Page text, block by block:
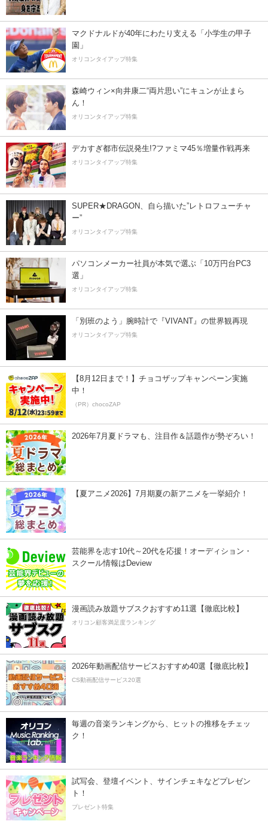
マクドナルドが40年にわたり支える「小学生の甲子
園」
オリコンタイアップ特集
森崎ウィン×向井康二“両片思い”にキュンが止まら
ん！
オリコンタイアップ特集
デカすぎ都市伝説発生!?ファミマ45％増量作戦再来
オリコンタイアップ特集
SUPER★DRAGON、自ら描いた”レトロフューチャ
ー”
オリコンタイアップ特集
パソコンメーカー社員が本気で選ぶ「10万円台PC3
選」
オリコンタイアップ特集
「別班のよう」腕時計で『VIVANT』の世界観再現
オリコンタイアップ特集
【8月12日まで！】チョコザップキャンペーン実施
中！
（PR）chocoZAP
2026年7月夏ドラマも、注目作＆話題作が勢ぞろい！
【夏アニメ2026】7月期夏の新アニメを一挙紹介！
芸能界を志す10代～20代を応援！オーディション・
スクール情報はDeview
漫画読み放題サブスクおすすめ11選【徹底比較】
オリコン顧客満足度ランキング
2026年動画配信サービスおすすめ40選【徹底比較】
CS動画配信サービス20選
毎週の音楽ランキングから、ヒットの推移をチェッ
ク！
試写会、登壇イベント、サインチェキなどプレゼン
ト！
プレゼント特集